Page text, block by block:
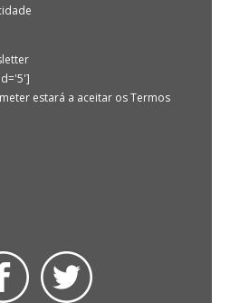
estará a aceitar os Termos